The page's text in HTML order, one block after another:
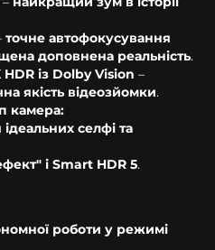
точне автофокусування
доповнена реальність.
із Dolby Vision –
якість відеозйомки.
камера:
селфі та
і Smart HDR 5.
роботи у режимі